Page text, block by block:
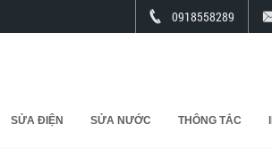
0918558289
SỬA ĐIỆN SỬA NƯỚC THÔNG TẮC